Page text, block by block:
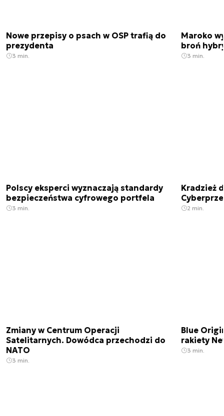
Nowe przepisy o psach w OSP trafią do
prezydenta
3 min.
Maroko
broń
3 min.
Polscy eksperci wyznaczają standardy
bezpieczeństwa cyfrowego portfela
3 min.
Kradzież
2 min.
Zmiany w Centrum Operacji
Satelitarnych. Dowódca przechodzi do
NATO
3 min.
Blue
rakiety
3 min.